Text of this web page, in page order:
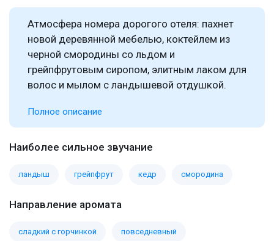
Атмосфера номера дорогого отеля: пахнет
новой деревянной мебелью, коктейлем из
черной смородины со льдом и
грейпфрутовым сиропом, элитным лаком для
волос и мылом с ландышевой отдушкой.
Полное описание
Наиболее сильное звучание
ландыш грейпфрут кедр смородина
Направление аромата
сладкий с горчинкой повседневный